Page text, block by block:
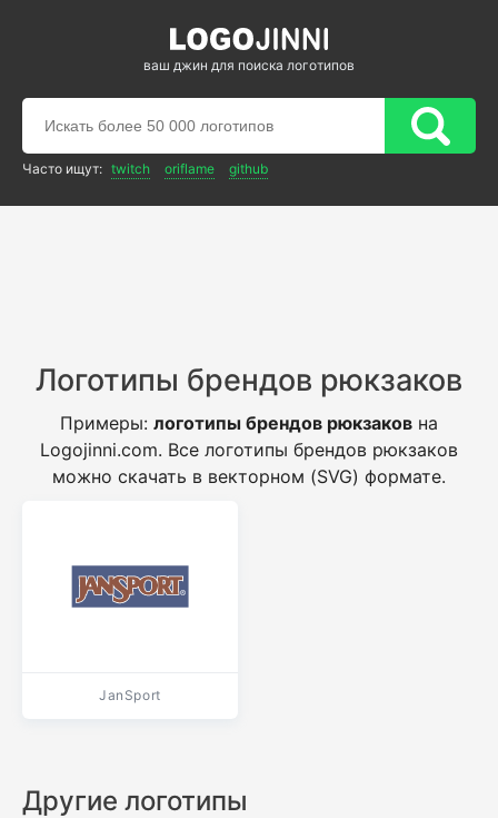
ваш джин для поиска логотипов
Часто ищут: twitch oriflame github
Логотипы брендов рюкзаков
Примеры: логотипы брендов рюкзаков на
Logojinni.com. Все логотипы брендов рюкзаков
можно скачать в векторном (SVG) формате.
JanSport
Другие логотипы